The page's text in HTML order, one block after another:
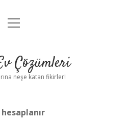
Anasayfa
Uyarı
menüyü
Çözümleri
neşe katan fikirler!